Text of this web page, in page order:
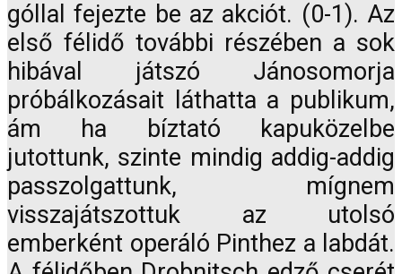
góllal fejezte be az akciót. (0-1). Az
első félidő további részében a sok
hibával játszó Jánosomorja
próbálkozásait láthatta a publikum,
ám ha bíztató kapuközelbe
jutottunk, szinte mindig addig-addig
passzolgattunk, mígnem
visszajátszottuk az utolsó
emberként operáló Pinthez a labdát.